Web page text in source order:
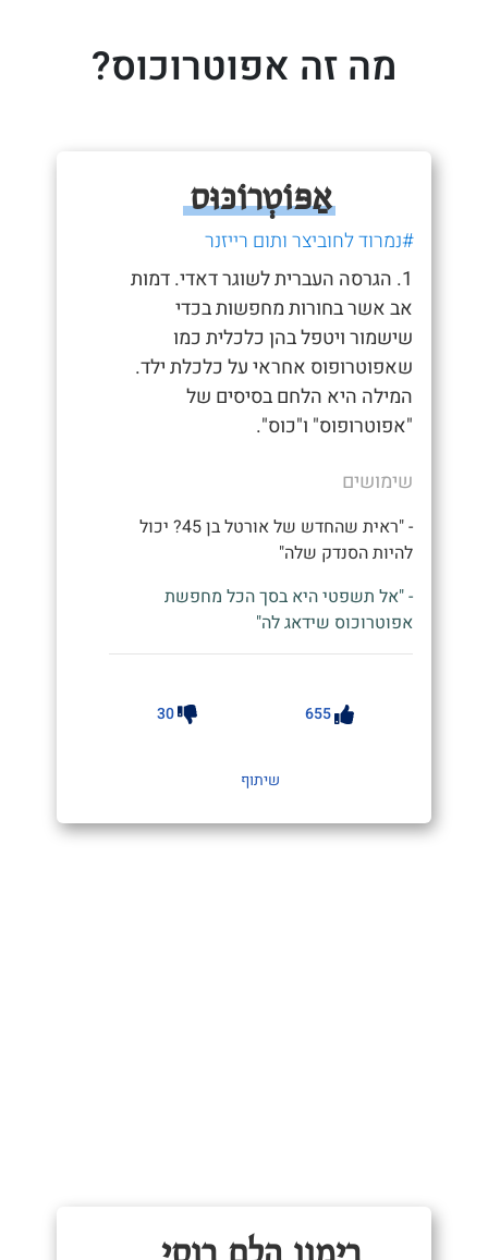
מה זה אפוטרוכוס?
אַפּוֹטְרוֹכּוּס
#נמרוד לחוביצר ותום רייזנר
1. הגרסה העברית לשוגר דאדי. דמות
אב אשר בחורות מחפשות בכדי
שישמור ויטפל בהן כלכלית כמו
שאפוטרופוס אחראי על כלכלת ילד.
המילה היא הלחם בסיסים של
"אפוטרופוס" ו"כוס".
שימושים
- "ראית שהחדש של אורטל בן 45? יכול
להיות הסנדק שלה"
- "אל תשפטי היא בסך הכל מחפשת
אפוטרוכוס שידאג לה"
655
30
שיתוף